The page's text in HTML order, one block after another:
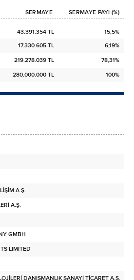
SERMAYE SERMAYE PAYI (%)
43.391.354 TL
15,5%
17.330.605 TL
6,19%
219.278.039 TL
78,31%
280.000.000 TL 100%
A.Ş.
A.Ş.
GMBH
LIMITED
DANIŞMANLIK SANAYİ TİCARET A.Ş.